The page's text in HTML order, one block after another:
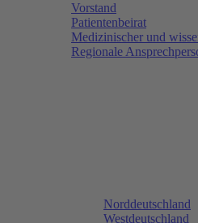
Vorstand
Patientenbeirat
Medizinischer und
Regionale
Norddeutschland
Westdeutschland